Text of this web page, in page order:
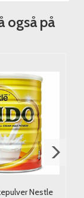
også på
Nestle